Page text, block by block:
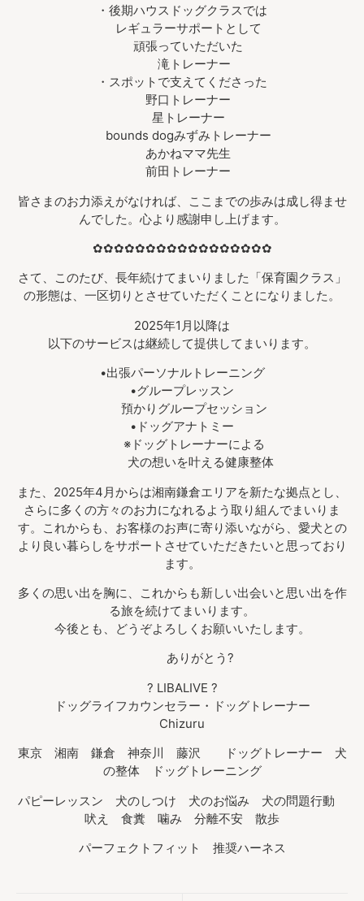
・後期ハウスドッグクラスでは
レギュラーサポートとして
頑張っていただいた
滝トレーナー
・スポットで支えてくださった
野口トレーナー
星トレーナー
bounds dogみずみトレーナー
あかねママ先生
前田トレーナー
皆さまのお力添えがなければ、ここまでの歩みは成し得ませ
んでした。心より感謝申し上げます。
✿✿✿✿✿✿✿✿✿✿✿✿✿✿✿✿✿
さて、このたび、長年続けてまいりました「保育園クラス」
の形態は、一区切りとさせていただくことになりました。
2025年1月以降は
以下のサービスは継続して提供してまいります。
•出張パーソナルトレーニング
•グループレッスン
預かりグループセッション
•ドッグアナトミー
※ドッグトレーナーによる
犬の想いを叶える健康整体
また、2025年4月からは湘南鎌倉エリアを新たな拠点とし、
さらに多くの方々のお力になれるよう取り組んでまいりま
す。これからも、お客様のお声に寄り添いながら、愛犬との
より良い暮らしをサポートさせていただきたいと思っており
ます。
多くの思い出を胸に、これからも新しい出会いと思い出を作
る旅を続けてまいります。
今後とも、どうぞよろしくお願いいたします。
ありがとう?
? LIBALIVE ?
ドッグライフカウンセラー・ドッグトレーナー
Chizuru
東京 湘南 鎌倉 神奈川 藤沢 ドッグトレーナー 犬
の整体 ドッグトレーニング
パピーレッスン 犬のしつけ 犬のお悩み 犬の問題行動
吠え 食糞 噛み 分離不安 散歩
パーフェクトフィット 推奨ハーネス